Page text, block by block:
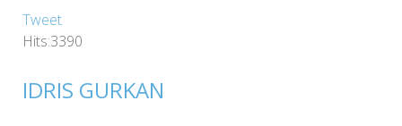
Tweet
Hits:3390
IDRIS GURKAN